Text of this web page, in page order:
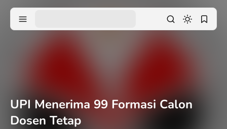
UPI Menerima 99 Formasi Calon
Dosen Tetap